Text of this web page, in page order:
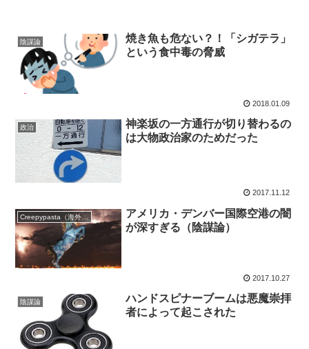
陰謀論
焼き魚も危ない？！「シガテラ」
という食中毒の脅威
2018.01.09
政治
神楽坂の一方通行が切り替わるの
は大物政治家のためだった
2017.11.12
アメリカ・デンバー国際空港の闇
が深すぎる（陰謀論）
2017.10.27
陰謀論
ハンドスピナーブームは悪魔崇拝
者によって起こされた